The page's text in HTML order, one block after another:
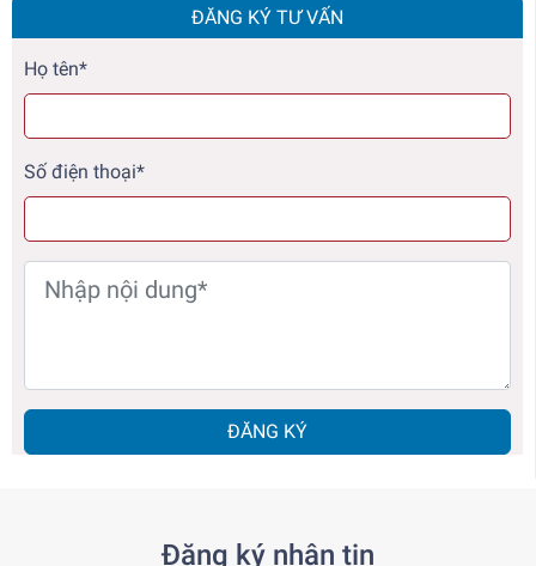
ĐĂNG KÝ TƯ VẤN
Họ tên*
Số điện thoại*
ĐĂNG KÝ
Đăng ký nhận tin